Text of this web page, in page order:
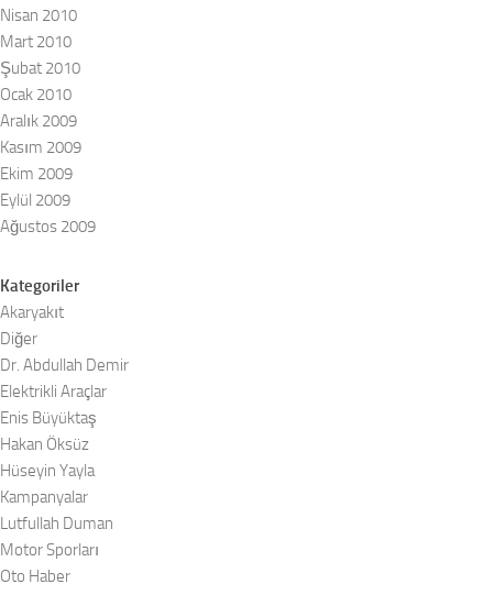
Nisan 2010
Mart 2010
Şubat 2010
Ocak 2010
Aralık 2009
Kasım 2009
Ekim 2009
Eylül 2009
Ağustos 2009
Kategoriler
Akaryakıt
Diğer
Dr. Abdullah Demir
Elektrikli Araçlar
Enis Büyüktaş
Hakan Öksüz
Hüseyin Yayla
Kampanyalar
Lutfullah Duman
Motor Sporları
Oto Haber